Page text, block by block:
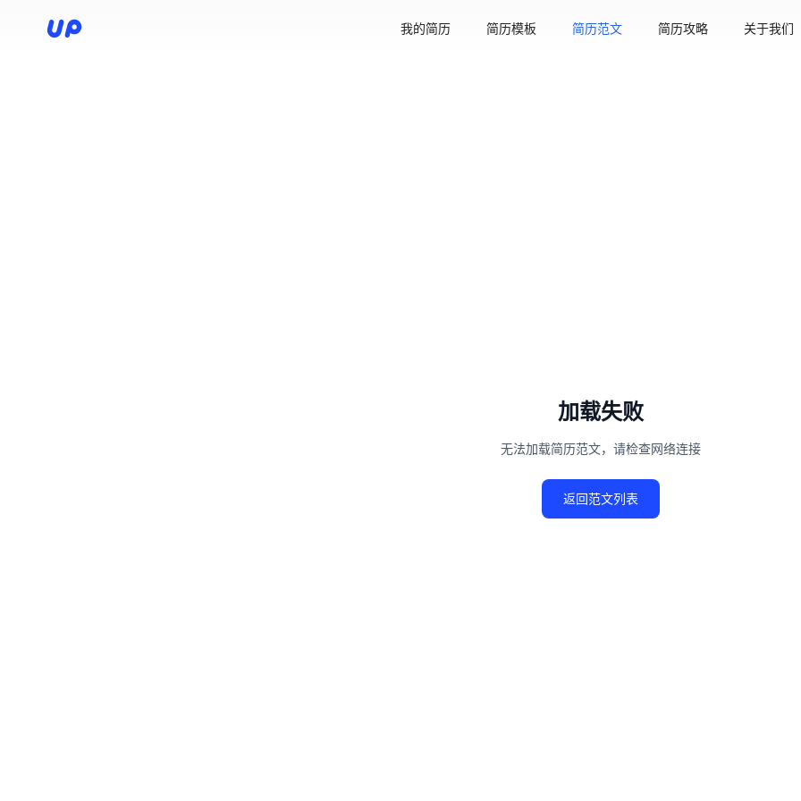
我的简历 简历模板 简历范文 简历攻略 关于我们
加载失败
无法加载简历范文，请检查网络连接
返回范文列表